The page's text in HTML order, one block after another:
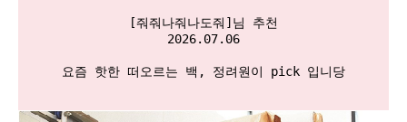
[줘줘나줘나도줘]님 추천
2026.07.06
요즘 핫한 떠오르는 백, 정려원이 pick 입니당